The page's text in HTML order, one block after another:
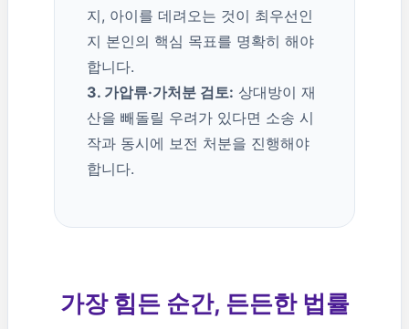
지, 아이를 데려오는 것이 최우선인
지 본인의 핵심 목표를 명확히 해야
합니다.
3. 가압류·가처분 검토: 상대방이 재
산을 빼돌릴 우려가 있다면 소송 시
작과 동시에 보전 처분을 진행해야
합니다.
가장 힘든 순간, 든든한 법률